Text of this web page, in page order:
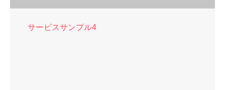
サービスサンプル4